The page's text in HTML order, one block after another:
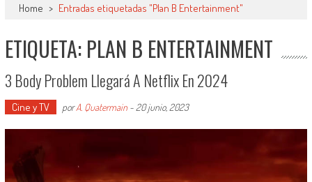
Home > Entradas etiquetadas "Plan B Entertainment"
ETIQUETA: PLAN B ENTERTAINMENT
3 Body Problem Llegará A Netflix En 2024
Cine y TV porA. Quatermain- 20 junio, 2023